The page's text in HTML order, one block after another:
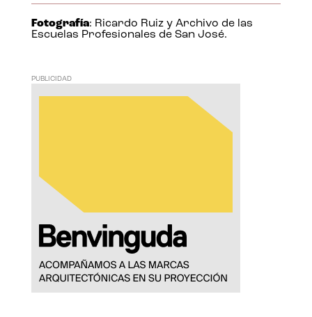
Fotografía: Ricardo Ruiz y Archivo de las
Escuelas Profesionales de San José.
PUBLICIDAD